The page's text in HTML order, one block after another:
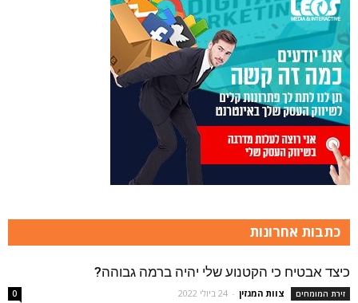
כתבות אחרונות
כיצד אבטיח כי הקטנוע שלי יהיה ברמה גבוהה?
זירת המומחים צוות המגזין - 24 ביולי 2022 0